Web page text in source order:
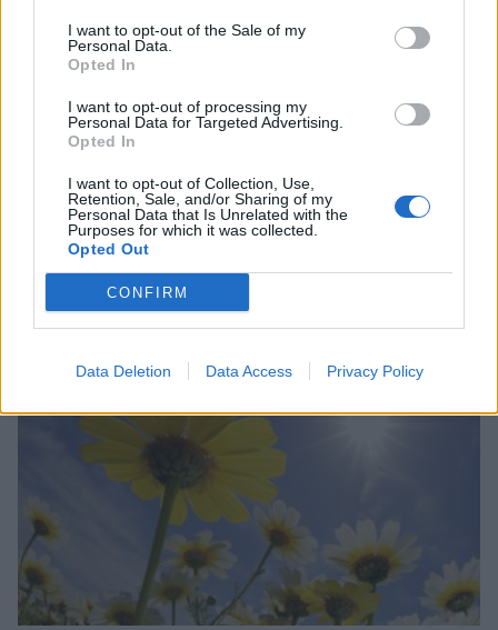
I want to opt-out of the Sale of my
Personal Data.
Opted In
I want to opt-out of processing my
Personal Data for Targeted Advertising.
Opted In
I want to opt-out of Collection, Use,
Retention, Sale, and/or Sharing of my
Personal Data that Is Unrelated with the
Purposes for which it was collected.
Opted Out
CONFIRM
Data Deletion Data Access Privacy Policy
Σχετικά Άρθρα